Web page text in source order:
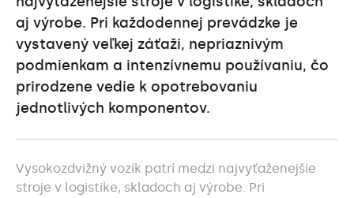
aj výrobe. Pri každodennej prevádzke je
vystavený veľkej záťaži, nepriaznivým
podmienkam a intenzívnemu používaniu, čo
prirodzene vedie k opotrebovaniu
jednotlivých komponentov.
Vysokozdvižný vozík patrí medzi najvyťaženejšie
stroje v logistike, skladoch aj výrobe. Pri